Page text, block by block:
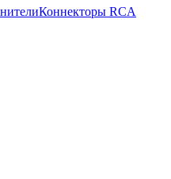
Коннекторы RCA